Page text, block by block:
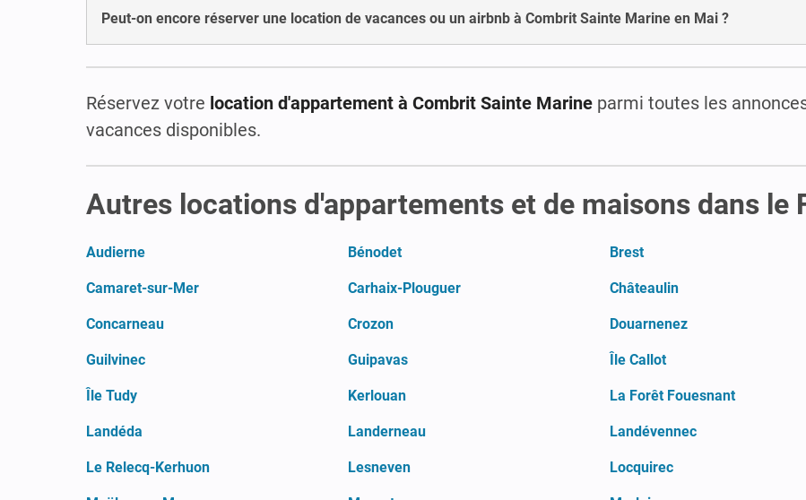
Peut-on encore réserver une location de vacances ou un airbnb à Combrit Sainte Marine en Mai ?
Réservez votre location d'appartement à Combrit Sainte Marine parmi toutes les
vacances disponibles.
Autres locations d'appartements et de maisons dans le
Audierne Bénodet Brest
Camaret-sur-Mer Carhaix-Plouguer Châteaulin
Concarneau Crozon Douarnenez
Guilvinec Guipavas Île Callot
Île Tudy Kerlouan La Forêt Fouesnant
Landéda Landerneau Landévennec
Le Relecq-Kerhuon Lesneven Locquirec